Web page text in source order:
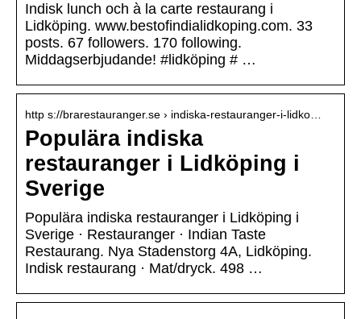
Indisk lunch och à la carte restaurang i
Lidköping. www.bestofindialidkoping.com. 33
posts. 67 followers. 170 following.
Middagserbjudande! #lidköping # …
http s://brarestauranger.se › indiska-restauranger-i-lidko…
Populära indiska
restauranger i Lidköping i
Sverige
Populära indiska restauranger i Lidköping i
Sverige · Restauranger · Indian Taste
Restaurang. Nya Stadenstorg 4A, Lidköping.
Indisk restaurang · Mat/dryck. 498 …